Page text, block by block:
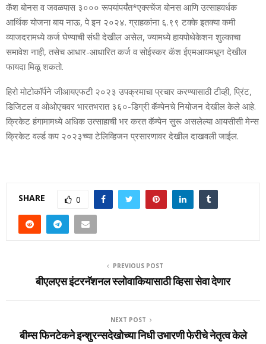
कॅश बोनस व जवळपास ३००० रूपयांपर्यंत*एक्‍स्‍चेंज बोनस आणि उत्‍साहवर्धक
आर्थिक योजना बाय नाऊ, पे इन २०२४. ग्राहकांना ६.९९ टक्‍के इतक्‍या कमी
व्‍याजदरामध्‍ये कर्ज घेण्‍याची संधी देखील असेल, ज्‍यामध्‍ये हायपोथेकेशन शुल्‍काचा
समावेश नाही, तसेच आधार-आधारित कर्ज व सोईस्‍कर कॅश ईएमआयमधून देखील
फायदा मिळू शकतो.
हिरो मोटोकॉर्पने जीआयएफटी २०२३ उपक्रमाचा प्रचार करण्‍यासाठी टीव्‍ही, प्रिंट,
डिजिटल व ओओएचवर भारतभरात ३६०-डिग्री कॅम्‍पेनचे नियोजन देखील केले आहे.
क्रिकेट हंगामामध्‍ये अधिक उत्‍साहाची भर करत कॅम्‍पेन सुरू असलेल्‍या आयसीसी मेन्‍स
क्रिकेट वर्ल्‍ड कप २०२३च्‍या टेलिव्हिजन प्रसारणावर देखील दाखवली जाईल.
SHARE 0
PREVIOUS POST
बीएलएस इंटरनॅशनल स्‍लोवाकियासाठी व्हिसा सेवा देणार
NEXT POST
बीम्स फिनटेकने इन्शुरन्सदेखोच्या निधी उभारणी फेरीचे नेतृत्व केले